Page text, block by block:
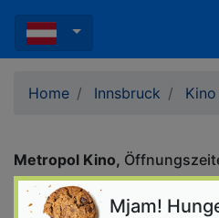
Home Innsbruck
Metropol Kino
Mjam!